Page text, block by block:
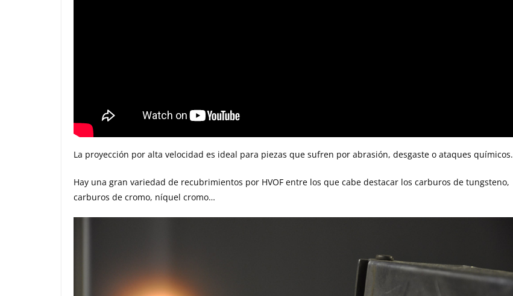
La proyección por alta velocidad es ideal para piezas que sufren por abrasión, desgaste o ataques químicos.
Hay una gran variedad de recubrimientos por HVOF entre los que cabe destacar los carburos de tungsteno,
carburos de cromo, níquel cromo…